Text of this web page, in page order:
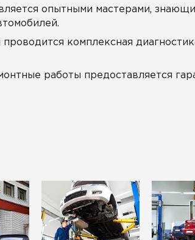
опытными мастерами,
проводится комплексная
работы предоставляется